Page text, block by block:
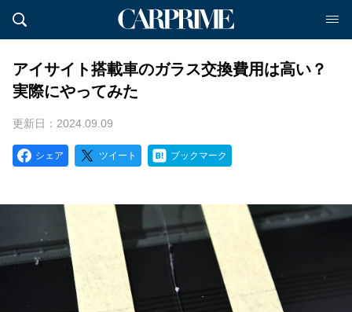
アイサイト搭載車のガラス交換費用は高い？
実際にやってみた
更新日：2024.09.09
シェア ツイート ブックマーク